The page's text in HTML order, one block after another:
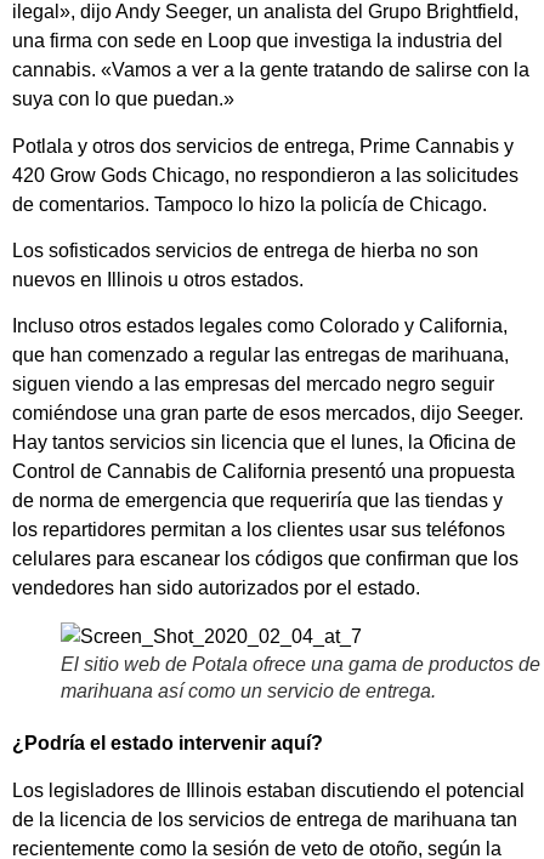
ilegal», dijo Andy Seeger, un analista del Grupo Brightfield,
una firma con sede en Loop que investiga la industria del
cannabis. «Vamos a ver a la gente tratando de salirse con la
suya con lo que puedan.»
Potlala y otros dos servicios de entrega, Prime Cannabis y
420 Grow Gods Chicago, no respondieron a las solicitudes
de comentarios. Tampoco lo hizo la policía de Chicago.
Los sofisticados servicios de entrega de hierba no son
nuevos en Illinois u otros estados.
Incluso otros estados legales como Colorado y California,
que han comenzado a regular las entregas de marihuana,
siguen viendo a las empresas del mercado negro seguir
comiéndose una gran parte de esos mercados, dijo Seeger.
Hay tantos servicios sin licencia que el lunes, la Oficina de
Control de Cannabis de California presentó una propuesta
de norma de emergencia que requeriría que las tiendas y
los repartidores permitan a los clientes usar sus teléfonos
celulares para escanear los códigos que confirman que los
vendedores han sido autorizados por el estado.
El sitio web de Potala ofrece una gama de productos de
marihuana así como un servicio de entrega.
¿Podría el estado intervenir aquí?
Los legisladores de Illinois estaban discutiendo el potencial
de la licencia de los servicios de entrega de marihuana tan
recientemente como la sesión de veto de otoño, según la